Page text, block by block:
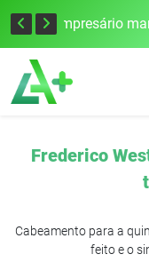
Edital para construção de ponte entre Itapiranga e Barra do Guarita deve ser lançado no segundo semestre
Frederico
Cabeamento para a
feito e o